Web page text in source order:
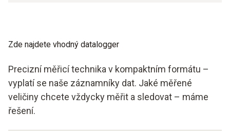
Zde najdete vhodný datalogger
Precizní měřicí technika v kompaktním formátu –
vyplatí se naše záznamníky dat. Jaké měřené
veličiny chcete vždycky měřit a sledovat – máme
řešení.